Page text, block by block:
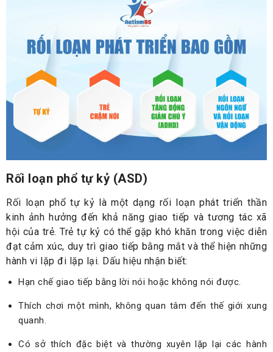
Rối loạn phổ tự kỷ (ASD)
Rối loạn phổ tự kỷ là một dạng rối loạn phát triển thần
kinh ảnh hưởng đến khả năng giao tiếp và tương tác xã
hội của trẻ. Trẻ tự kỷ có thể gặp khó khăn trong việc diễn
đạt cảm xúc, duy trì giao tiếp bằng mắt và thể hiện những
hành vi lặp đi lặp lại. Dấu hiệu nhận biết:
Hạn chế giao tiếp bằng lời nói hoặc không nói được.
Thích chơi một mình, không quan tâm đến thế giới xung
quanh.
Có sở thích đặc biệt và thường xuyên lặp lại các hành